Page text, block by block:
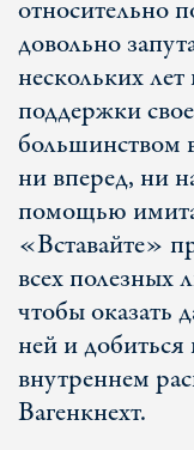
относительно
довольно
нескольких лет
поддержки
большинством
ни вперед, ни
помощью
«Вставайте»
всех полезных
чтобы оказать
ней и добиться
внутреннем
Вагенкнехт.